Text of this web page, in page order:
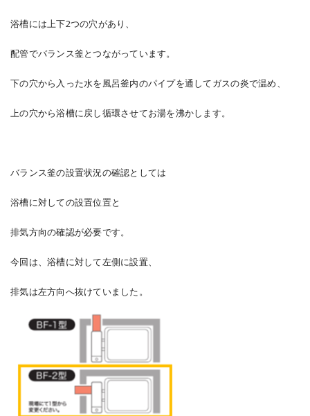
浴槽には上下2つの穴があり、
配管でバランス釜とつながっています。
下の穴から入った水を風呂釜内のパイプを通してガスの炎で温め、
上の穴から浴槽に戻し循環させてお湯を沸かします。
バランス釜の設置状況の確認としては
浴槽に対しての設置位置と
排気方向の確認が必要です。
今回は、浴槽に対して左側に設置、
排気は左方向へ抜けていました。